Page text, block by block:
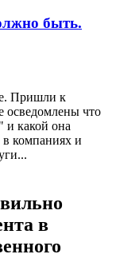
быть.
Пришли к
осведомлены что
и какой она
компаниях и
в